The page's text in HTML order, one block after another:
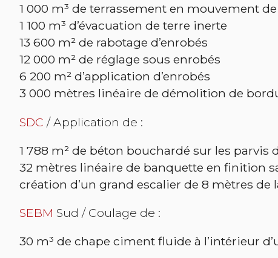
1 000 m³ de terrassement en mouvement
1 100 m³ d’évacuation de terre inerte
13 600 m² de rabotage d’enrobés
12 000 m² de réglage sous enrobés
6 200 m² d’application d’enrobés
3 000 mètres linéaire de démolition de
SDC / Application de :
1 788 m² de béton bouchardé sur les parvis
32 mètres linéaire de banquette en finition
création d’un grand escalier de 8 mètres de
SEBM Sud / Coulage de :
30 m³ de chape ciment fluide à l’intérieur